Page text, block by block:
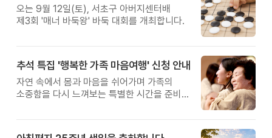
오는 9월 12일(토), 서초구 아버지센터배
제3회 '매너 바둑왕' 바둑 대회를 개최합니다.
추석 특집 '행복한 가족 마음여행' 신청 안내
자연 속에서 몸과 마음을 쉬어가며 가족의
소중함을 다시 느껴보는 특별한 시간을 준비해